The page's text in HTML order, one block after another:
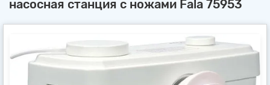
насосная станция c ножами Fala 75953